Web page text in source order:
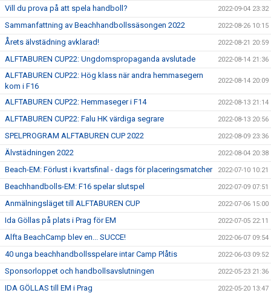
Vill du prova på att spela handboll? 2022-09-04 23:32
Sammanfattning av Beachhandbollssäsongen 2022 2022-08-26 10:15
Årets älvstädning avklarad! 2022-08-21 20:59
ALFTABUREN CUP22: Ungdomspropaganda avslutade 2022-08-14 21:36
ALFTABUREN CUP22: Hög klass när andra hemmasegern
kom i F16
2022-08-14 20:09
ALFTABUREN CUP22: Hemmaseger i F14 2022-08-13 21:14
ALFTABUREN CUP22: Falu HK värdiga segrare 2022-08-13 20:56
SPELPROGRAM ALFTABUREN CUP 2022 2022-08-09 23:36
Älvstädningen 2022 2022-08-04 20:38
Beach-EM: Förlust i kvartsfinal - dags för placeringsmatcher 2022-07-10 10:21
Beachhandbolls-EM: F16 spelar slutspel 2022-07-09 07:51
Anmälningsläget till ALFTABUREN CUP 2022-07-06 15:00
Ida Göllas på plats i Prag för EM 2022-07-05 22:11
Alfta BeachCamp blev en... SUCCE! 2022-06-07 09:54
40 unga beachhandbollsspelare intar Camp Plåtis 2022-06-03 09:52
Sponsorloppet och handbollsavslutningen 2022-05-23 21:36
IDA GÖLLAS till EM i Prag 2022-05-20 13:47